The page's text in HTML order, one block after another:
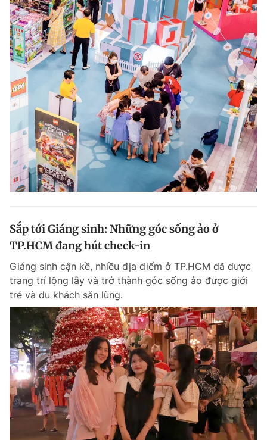
Đặt báo Quảng cáo RSS Tòa soạn Chính sách bảo
Tổng biên tập: Nguyễn Ngọc Toàn
Phó tổng biên tập thường trực: Hải Thành
Phó tổng biên tập: Lâm Hiếu Dũng
Phó tổng biên tập: Trần Việt Hưng
Tổng thư ký tòa soạn: Đức Trung
Giấy phép xuất bản số 110/GP - BTTTT cấp ngày 24.3.2020
© 2003-2026 Bản quyền thuộc về Báo Thanh Niên. Cấm sao chép
dưới mọi hình thức nếu không có sự chấp thuận bằng văn bản.
Phát triển bởi ePi Technologies, JSC.
Sắp tới Giáng sinh: Những góc sống ảo ở
TP.HCM đang hút check-in
Giáng sinh cận kề, nhiều địa điểm ở TP.HCM đã được
trang trí lộng lẫy và trở thành góc sống ảo được giới
trẻ và du khách săn lùng.